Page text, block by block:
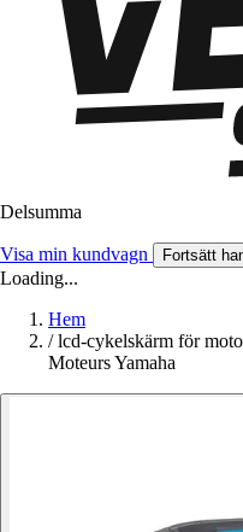
Delsumma
Visa min kundvagn Fortsätt
Loading...
Hem
/ lcd-cykelskärm för
Moteurs Yamaha